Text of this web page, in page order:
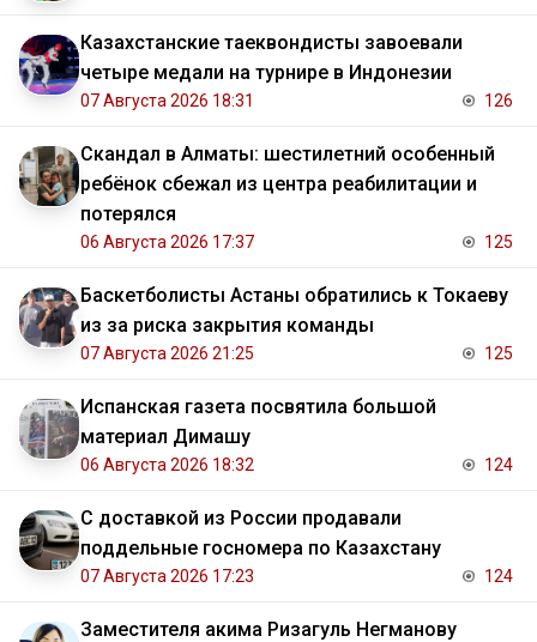
Казахстанские таеквондисты завоевали
четыре медали на турнире в Индонезии
07 Августа 2026 18:31 126
Скандал в Алматы: шестилетний особенный
ребёнок сбежал из центра реабилитации и
потерялся
06 Августа 2026 17:37 125
Баскетболисты Астаны обратились к Токаеву
из за риска закрытия команды
07 Августа 2026 21:25 125
Испанская газета посвятила большой
материал Димашу
06 Августа 2026 18:32 124
С доставкой из России продавали
поддельные госномера по Казахстану
07 Августа 2026 17:23 124
Заместителя акима Ризагуль Негманову